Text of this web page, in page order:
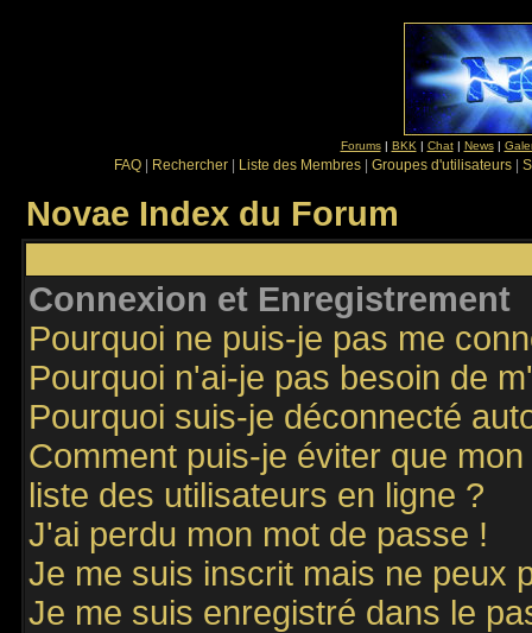
Forums| BKK | Chat| News|
FAQ Rechercher Liste des Membres Groupes d'utilisateurs
Novae Index du Forum
Connexion et Enregistrement
Pourquoi ne puis-je pas me
Pourquoi n'ai-je pas besoin de
Pourquoi suis-je déconnecté
Comment puis-je éviter que
liste des utilisateurs en ligne ?
J'ai perdu mon mot de passe !
Je me suis inscrit mais ne peux
Je me suis enregistré dans le